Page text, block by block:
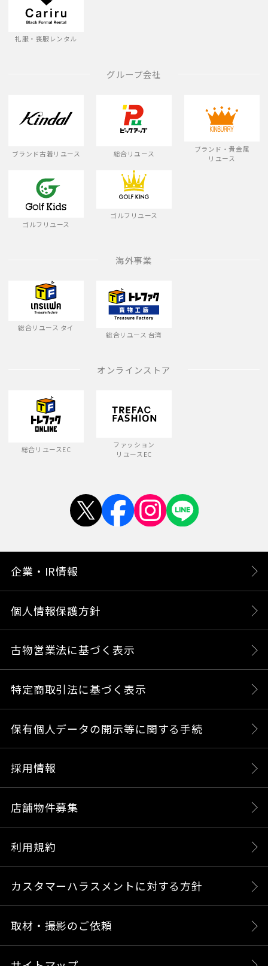
礼服・喪服レンタル
グループ会社
ブランド古着リユース 総合リユース
ブランド・貴金属
リユース
ゴルフリユース
ゴルフリユース
海外事業
総合リユース タイ
総合リユース 台湾
オンラインストア
総合リユースEC
ファッション
リユースEC
企業・IR情報
個人情報保護方針
古物営業法に基づく表示
特定商取引法に基づく表示
保有個人データの開示等に関する手続
採用情報
店舗物件募集
利用規約
カスタマーハラスメントに対する方針
取材・撮影のご依頼